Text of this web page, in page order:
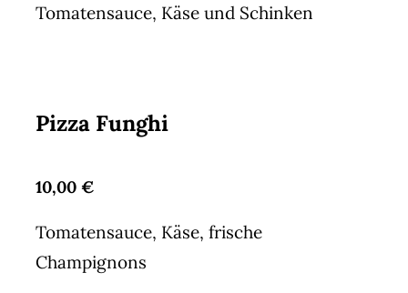
Tomatensauce, Käse und Schinken
Pizza Funghi
10,00 €
Tomatensauce, Käse, frische
Champignons